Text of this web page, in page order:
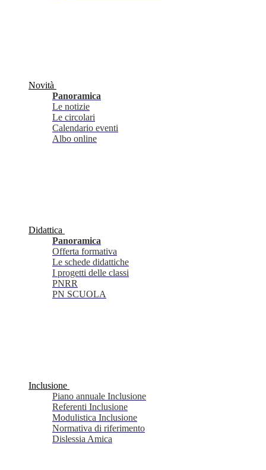
Novità
Panoramica
Le notizie
Le circolari
Calendario eventi
Albo online
Didattica
Panoramica
Offerta formativa
Le schede didattiche
I progetti delle classi
PNRR
PN SCUOLA
Inclusione
Piano annuale Inclusione
Referenti Inclusione
Modulistica Inclusione
Normativa di riferimento
Dislessia Amica